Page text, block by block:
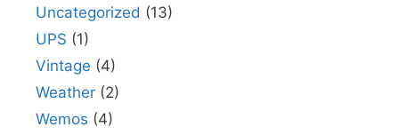
Uncategorized (13)
UPS (1)
Vintage (4)
Weather (2)
Wemos (4)